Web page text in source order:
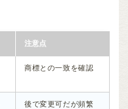
注意点
商標との一致を確認
後で変更可だが頻繁